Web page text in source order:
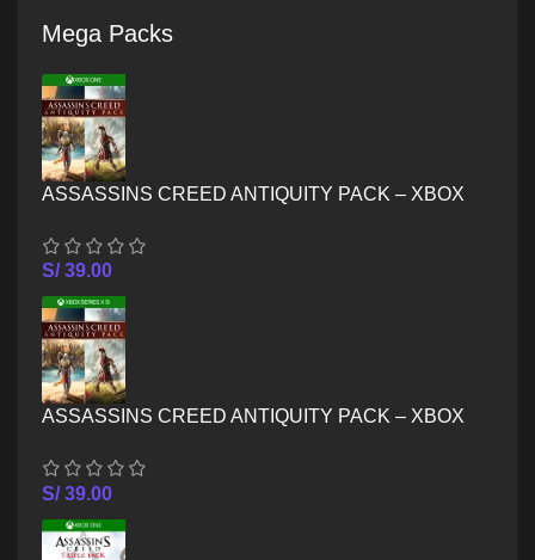
Mega Packs
ASSASSINS CREED ANTIQUITY PACK – XBOX
S/39.00
ASSASSINS CREED ANTIQUITY PACK – XBOX
S/39.00